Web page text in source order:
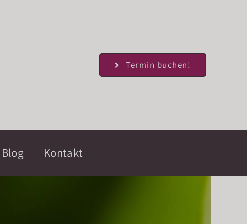
Termin buchen!
Blog Kontakt